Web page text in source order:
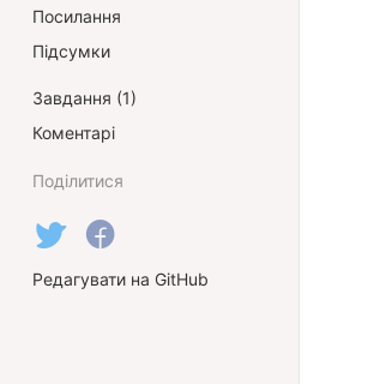
Посилання
Підсумки
Завдання (1)
Коментарі
Поділитися
Редагувати на GitHub